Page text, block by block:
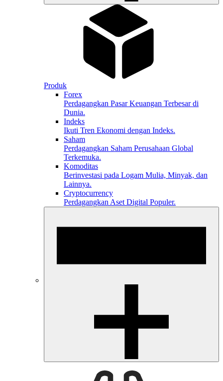
Produk
Forex
Perdagangkan Pasar Keuangan Terbesar di
Dunia.
Indeks
Ikuti Tren Ekonomi dengan Indeks.
Saham
Perdagangkan Saham Perusahaan Global
Terkemuka.
Komoditas
Berinvestasi pada Logam Mulia, Minyak, dan
Lainnya.
Cryptocurrency
Perdagangkan Aset Digital Populer.